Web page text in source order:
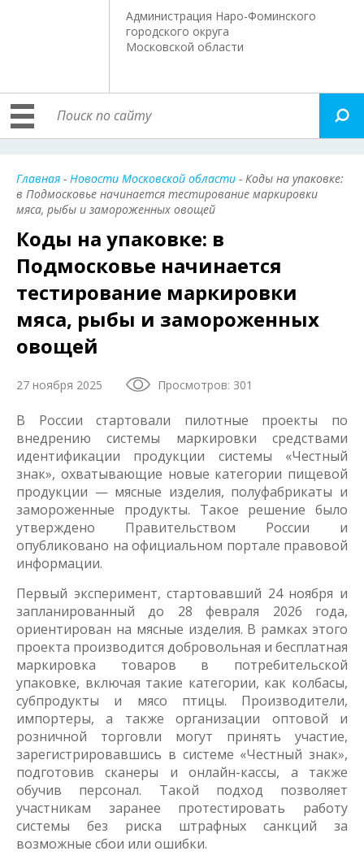
Администрация Наро-Фоминского
городского округа
Московской области
Главная - Новости Московской области - Коды на упаковке:
в Подмосковье начинается тестирование маркировки
мяса, рыбы и замороженных овощей
Коды на упаковке: в
Подмосковье начинается
тестирование маркировки
мяса, рыбы и замороженных
овощей
27 ноября 2025 Просмотров: 301
В России стартовали пилотные проекты по
внедрению системы маркировки средствами
идентификации продукции системы «Честный
знак», охватывающие новые категории пищевой
продукции — мясные изделия, полуфабрикаты и
замороженные продукты. Такое решение было
утверждено Правительством России и
опубликовано на официальном портале правовой
информации.
Первый эксперимент, стартовавший 24 ноября и
запланированный до 28 февраля 2026 года,
ориентирован на мясные изделия. В рамках этого
проекта производится добровольная и бесплатная
маркировка товаров в потребительской
упаковке, включая такие категории, как колбасы,
субпродукты и мясо птицы. Производители,
импортеры, а также организации оптовой и
розничной торговли могут принять участие,
зарегистрировавшись в системе «Честный знак»,
подготовив сканеры и онлайн-кассы, а также
обучив персонал. Такой подход позволяет
участникам заранее протестировать работу
системы без риска штрафных санкций за
возможные сбои или ошибки.